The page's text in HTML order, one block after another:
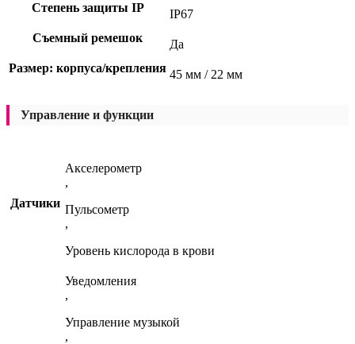
Степень защиты IP
IP67
Съемный ремешок
Да
Размер: корпуса/крепления 45 мм / 22 мм
Управление и функции
Датчики
Акселерометр
,
Пульсометр
,
Уровень кислорода в крови
Уведомления
,
Управление музыкой
,